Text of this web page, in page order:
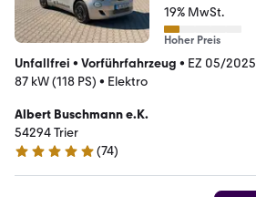
19% MwSt.
Hoher Preis
Unfallfrei • Vorführfahrzeug • EZ 05/2025
87 kW (118 PS) • Elektro
Albert Buschmann e.K.
54294 Trier
5 Sterne
(74)